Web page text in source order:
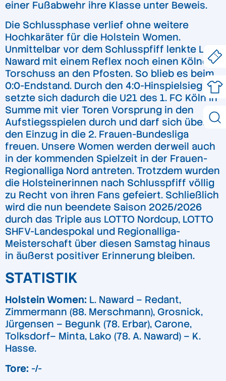
einer Fußabwehr ihre Klasse unter Beweis.
Die Schlussphase verlief ohne weitere
Hochkaräter für die Holstein Women.
Unmittelbar vor dem Schlusspfiff lenkte Lela
Naward mit einem Reflex noch einen Kölner
Torschuss an den Pfosten. So blieb es beim
0:0-Endstand. Durch den 4:0-Hinspielsieg
setzte sich dadurch die U21 des 1. FC Köln in
Summe mit vier Toren Vorsprung in den
Aufstiegsspielen durch und darf sich über
den Einzug in die 2. Frauen-Bundesliga
freuen. Unsere Women werden derweil auch
in der kommenden Spielzeit in der Frauen-
Regionalliga Nord antreten. Trotzdem wurden
die Holsteinerinnen nach Schlusspfiff völlig
zu Recht von ihren Fans gefeiert. Schließlich
wird die nun beendete Saison 2025/2026
durch das Triple aus LOTTO Nordcup, LOTTO
SHFV-Landespokal und Regionalliga-
Meisterschaft über diesen Samstag hinaus
in äußerst positiver Erinnerung bleiben.
STATISTIK
Holstein Women: L. Naward – Redant,
Zimmermann (88. Merschmann), Grosnick,
Jürgensen – Begunk (78. Erbar), Carone,
Tolksdorf– Minta, Lako (78. A. Naward) – K.
Hasse.
Tore: -/-